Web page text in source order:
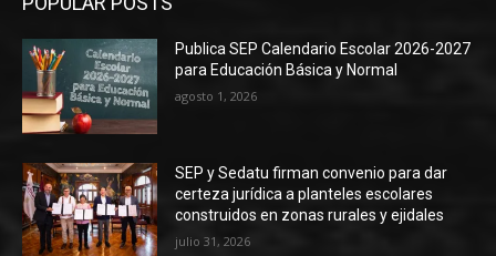
Publica SEP Calendario Escolar 2026-2027
para Educación Básica y Normal
agosto 1, 2026
SEP y Sedatu firman convenio para dar
certeza jurídica a planteles escolares
construidos en zonas rurales y ejidales
julio 31, 2026